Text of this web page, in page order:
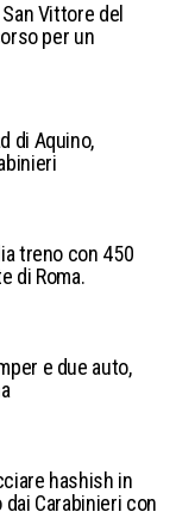
Vittore del
per un
di Aquino,
treno con 450
di Roma.
e due auto,
hashish in
Carabinieri con